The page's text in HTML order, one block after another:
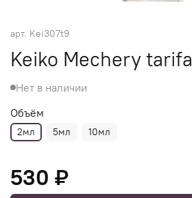
арт. Kei307t9
Keiko Mechery tarifa
Нет в наличии
Объём
2мл 5мл 10мл
530 ₽